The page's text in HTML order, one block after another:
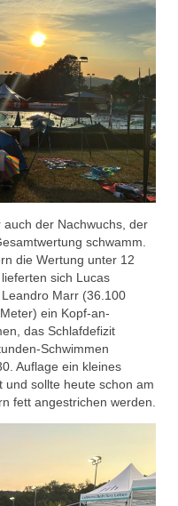
der Nachwuchs, der
schwamm.
die Wertung unter 12
sich Lucas
Marr (36.100
ein Kopf-an-
das Schlafdefizit
Schwimmen
Auflage ein kleines
und sollte heute schon am
fett angestrichen werden.